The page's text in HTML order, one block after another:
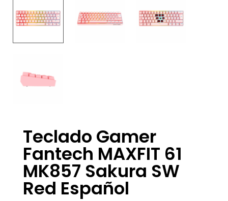
Teclado Gamer
Fantech MAXFIT 61
MK857 Sakura SW
Red Español